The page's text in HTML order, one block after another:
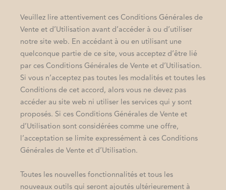
Veuillez lire attentivement ces Conditions Générales de
Vente et d’Utilisation avant d’accéder à ou d’utiliser
notre site web. En accédant à ou en utilisant une
quelconque partie de ce site, vous acceptez d’être lié
par ces Conditions Générales de Vente et d’Utilisation.
Si vous n’acceptez pas toutes les modalités et toutes les
Conditions de cet accord, alors vous ne devez pas
accéder au site web ni utiliser les services qui y sont
proposés. Si ces Conditions Générales de Vente et
d’Utilisation sont considérées comme une offre,
l’acceptation se limite expressément à ces Conditions
Générales de Vente et d’Utilisation.
Toutes les nouvelles fonctionnalités et tous les
nouveaux outils qui seront ajoutés ultérieurement à